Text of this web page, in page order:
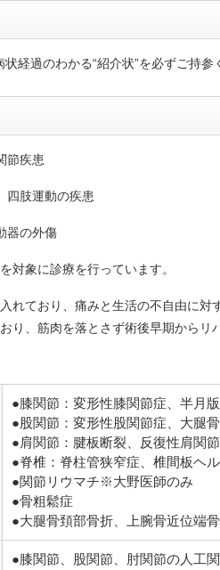
経過のわかる“紹介状”を必ずご持参
節疾患
四肢運動の疾患
器の外傷
っています。
れており、痛みと生活の不自由に対
り、筋肉を落とさず術後早期からリ
●膝関節：変形性膝関節症、半月
●股関節：変形性股関節症、大腿
●肩関節：腱板断裂、反復性肩関
●脊椎：脊柱管狭窄症、椎間板ヘ
●関節リウマチ※大野医師のみ
●骨粗鬆症
●大腿骨頚部骨折、上腕骨近位端
●膝関節、股関節、肘関節の人工